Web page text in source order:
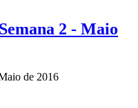
2 - Maio
de 2016